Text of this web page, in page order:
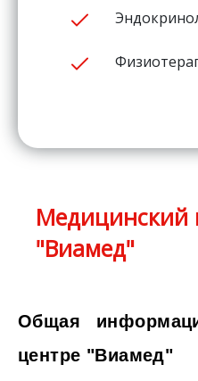
Медицинский
"Виамед"
Общая
центре "Виамед"